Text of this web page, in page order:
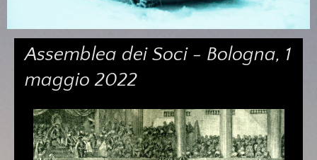
Assemblea dei Soci - Bologna, 1
maggio 2022